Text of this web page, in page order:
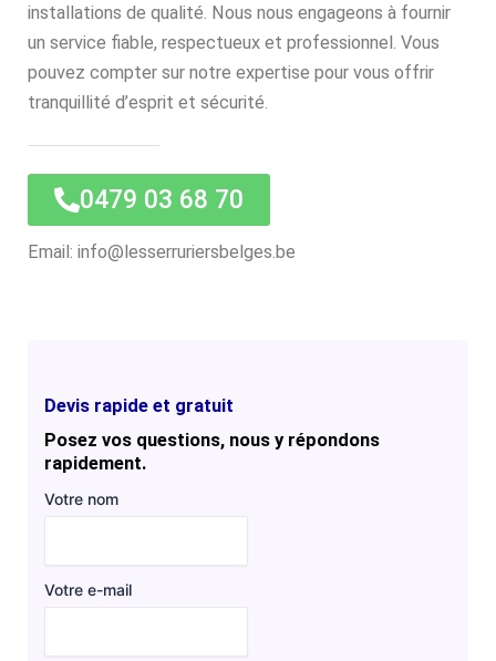
installations de qualité. Nous nous engageons à fournir
un service fiable, respectueux et professionnel. Vous
pouvez compter sur notre expertise pour vous offrir
tranquillité d’esprit et sécurité.
0479 03 68 70
Email: info@lesserruriersbelges.be
Devis rapide et gratuit
Posez vos questions, nous y répondons
rapidement.
Votre nom
Votre e-mail